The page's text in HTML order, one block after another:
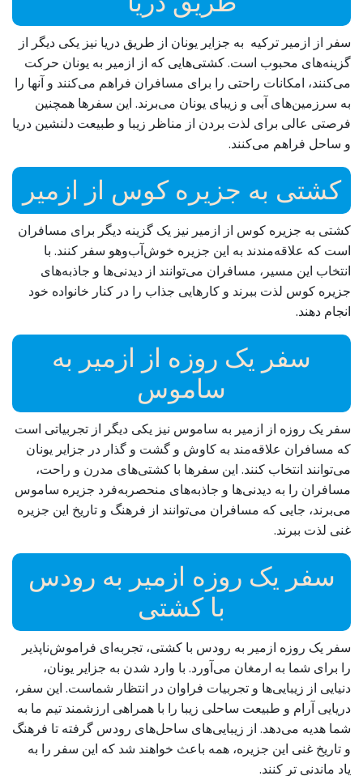
سفر از ازمیر ترکیه به جزایر یونان از طریق دریا نیز یکی دیگر از
گزینه‌های محبوب است. کشتی‌هایی که از ازمیر به یونان حرکت
می‌کنند، امکانات راحتی را برای مسافران فراهم می‌کنند و آنها را
به سرزمین‌های آبی و زیبای یونان می‌برند. این سفرها همچنین
فرصتی عالی برای لذت بردن از مناظر زیبا و طبیعت دلنشین دریا
و ساحل فراهم می‌کنند.
کشتی به جزیره کوس از ازمیر
کشتی به جزیره کوس از ازمیر نیز یک گزینه دیگر برای مسافران
است که علاقه‌مندند به این جزیره خوش‌آب‌وهو سفر کنند. با
انتخاب این مسیر، مسافران می‌توانند از دیدنی‌ها و جاذبه‌های
جزیره کوس لذت ببرند و کارهایی جذاب را در کنار خانواده خود
انجام دهند.
سفر یک روزه از ازمیر به
ساموس
سفر یک روزه از ازمیر به ساموس نیز یکی دیگر از تجربیاتی است
که مسافران علاقه‌مند به کاوش و گشت و گذار در جزایر یونان
می‌توانند انتخاب کنند. این سفرها با کشتی‌های مدرن و راحت،
مسافران را به دیدنی‌ها و جاذبه‌های منحصربه‌فرد جزیره ساموس
می‌برند، جایی که مسافران می‌توانند از فرهنگ و تاریخ این جزیره
غنی لذت ببرند.
سفر یک روزه ازمیر به رودس
با کشتی
سفر یک روزه ازمیر به رودس با کشتی، تجربه‌ای فراموش‌ناپذیر
را برای شما به ارمغان می‌آورد. با وارد شدن به جزایر یونان،
دنیایی از زیبایی‌ها و تجربیات فراوان در انتظار شماست. این سفر،
دریایی آرام و طبیعت ساحلی زیبا را با همراهی ارزشمند تیم ما به
شما هدیه می‌دهد. از زیبایی‌های ساحل‌های رودس گرفته تا فرهنگ
و تاریخ غنی این جزیره، همه باعث خواهند شد که این سفر را به
یاد ماندنی تر کنند.